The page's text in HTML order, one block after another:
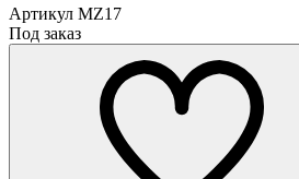
Артикул MZ17
Под заказ